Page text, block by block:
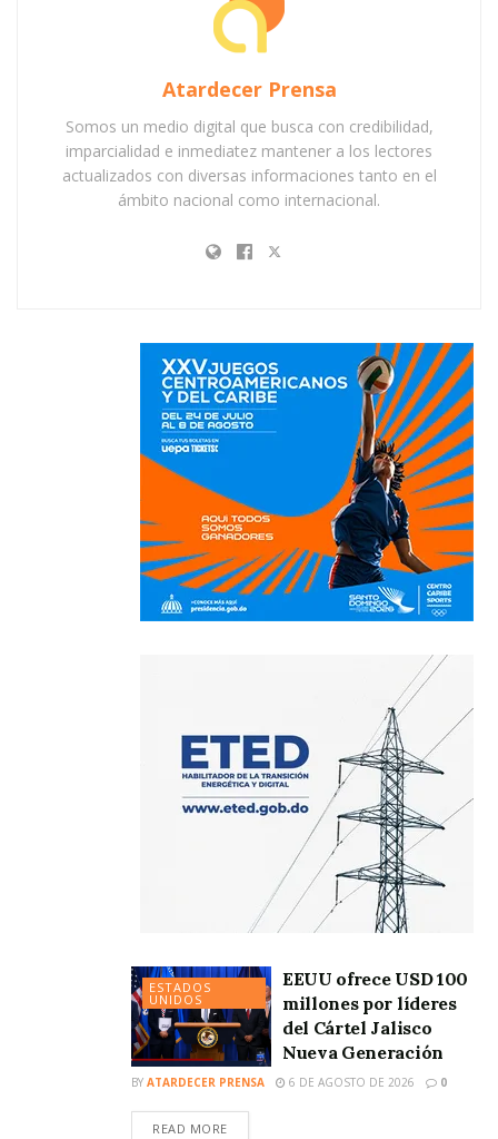
Atardecer Prensa
Somos un medio digital que busca con credibilidad,
imparcialidad e inmediatez mantener a los lectores
actualizados con diversas informaciones tanto en el
ámbito nacional como internacional.
ESTADOS
UNIDOS
EEUU ofrece USD 100
millones por líderes
del Cártel Jalisco
Nueva Generación
BY ATARDECER PRENSA 6 DE AGOSTO DE 2026 0
READ MORE